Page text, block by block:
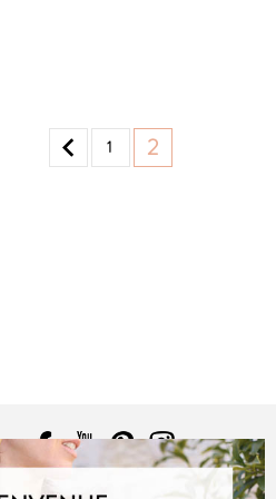
POCHETTE:17,90 €
 1 2